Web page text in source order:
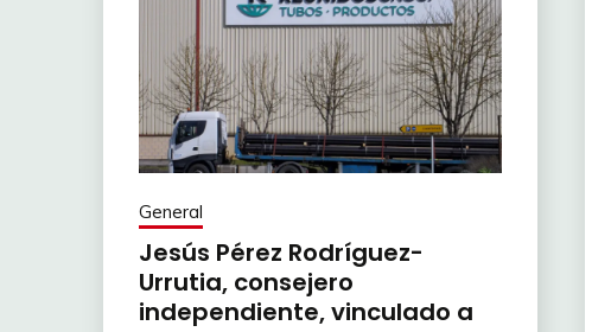
General
Jesús Pérez Rodríguez-
Urrutia, consejero
independiente, vinculado a